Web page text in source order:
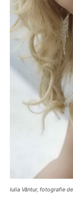
Iulia Vântur, fotografie